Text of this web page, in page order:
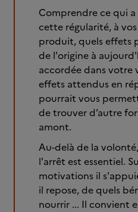
Comprendre ce qui
cette régularité, à
produit, quels effets
de l'origine à
accordée dans votre
effets attendus en
pourrait vous
de trouver d’autre
amont.
Au-delà de la
l'arrêt est essentiel.
motivations il
il repose, de quels
nourrir ... Il convient